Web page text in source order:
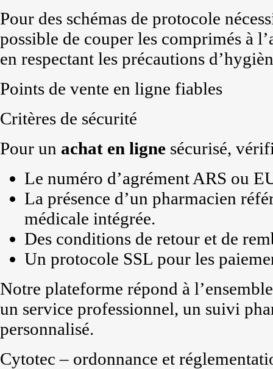
Pour des schémas de protocole
possible de couper les comprimés à
en respectant les précautions
Points de vente en ligne fiables
Critères de sécurité
Pour un achat en ligne sécurisé,
Le numéro d’agrément ARS ou
La présence d’un pharmacien
médicale intégrée.
Des conditions de retour et de
Un protocole SSL pour les
Notre plateforme répond à
un service professionnel, un suivi
personnalisé.
Cytotec – ordonnance et